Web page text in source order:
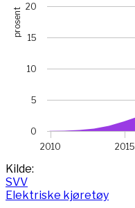
prosent
2010 2015
0
5
10
15
20
End of interactive chart.
Kilde:
SVV
Elektriske kjøretøy